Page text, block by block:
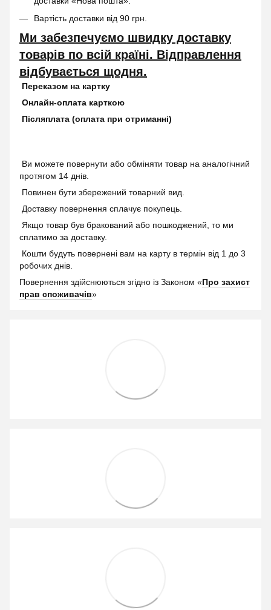
Вартість доставки від 90 грн.
Ми забезпечуємо швидку доставку
товарів по всій країні. Відправлення
відбувається щодня.
Переказом на картку
Онлайн-оплата карткою
Післяплата (оплата при отриманні)
Ви можете повернути або обміняти товар на аналогічний
протягом 14 днів.
Повинен бути збережений товарний вид.
Доставку повернення сплачує покупець.
Якщо товар був бракований або пошкоджений, то ми
сплатимо за доставку.
Кошти будуть повернені вам на карту в термін від 1 до 3
робочих днів.
Повернення здійснюються згідно із Законом «Про захист
прав споживачів»